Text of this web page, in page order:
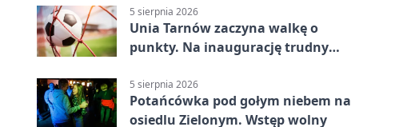
5 sierpnia 2026
Unia Tarnów zaczyna walkę o
punkty. Na inaugurację trudny
5 sierpnia 2026
Potańcówka pod gołym niebem na
osiedlu Zielonym. Wstęp wolny